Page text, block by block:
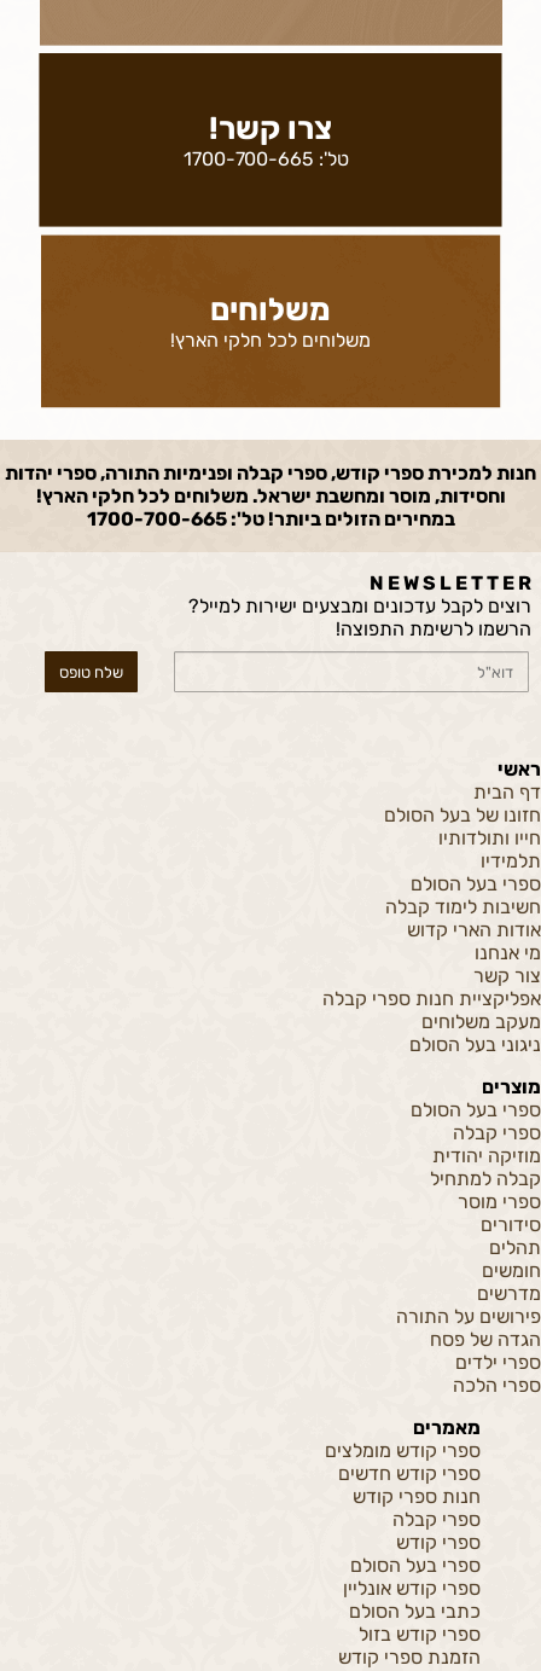
צרו קשר!
טל': 1700-700-665
משלוחים
משלוחים לכל חלקי הארץ!
חנות למכירת ספרי קודש, ספרי קבלה ופנימיות התורה, ספרי יהדות
וחסידות, מוסר ומחשבת ישראל. משלוחים לכל חלקי הארץ!
במחירים הזולים ביותר! טל': 1700-700-665
N E W S L E T T E R
רוצים לקבל עדכונים ומבצעים ישירות למייל?
הרשמו לרשימת התפוצה!
ראשי
דף הבית
חזונו של בעל הסולם
חייו ותולדותיו
תלמידיו
ספרי בעל הסולם
חשיבות לימוד קבלה
אודות הארי קדוש
מי אנחנו
צור קשר
אפליקציית חנות ספרי קבלה
מעקב משלוחים
ניגוני בעל הסולם
מוצרים
ספרי בעל הסולם
ספרי קבלה
מוזיקה יהודית
קבלה למתחיל
ספרי מוסר
סידורים
תהלים
חומשים
מדרשים
פירושים על התורה
הגדה של פסח
ספרי ילדים
ספרי הלכה
מאמרים
ספרי קודש מומלצים
ספרי קודש חדשים
חנות ספרי קודש
ספרי קבלה
ספרי קודש
ספרי בעל הסולם
ספרי קודש אונליין
כתבי בעל הסולם
ספרי קודש בזול
הזמנת ספרי קודש